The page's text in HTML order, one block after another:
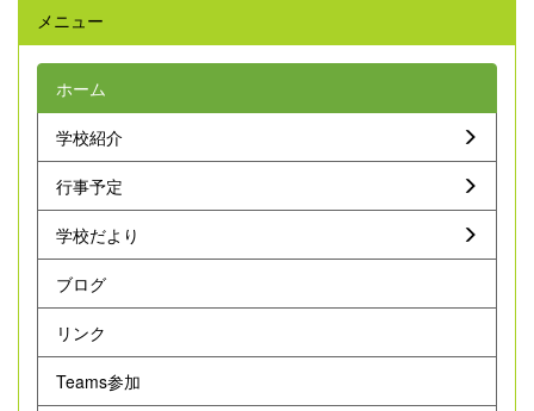
メニュー
ホーム
学校紹介
行事予定
学校だより
ブログ
リンク
Teams参加